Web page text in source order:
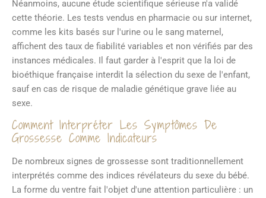
Néanmoins, aucune étude scientifique sérieuse n'a validé
cette théorie. Les tests vendus en pharmacie ou sur internet,
comme les kits basés sur l'urine ou le sang maternel,
affichent des taux de fiabilité variables et non vérifiés par des
instances médicales. Il faut garder à l'esprit que la loi de
bioéthique française interdit la sélection du sexe de l'enfant,
sauf en cas de risque de maladie génétique grave liée au
sexe.
Comment Interpréter Les Symptômes De
Grossesse Comme Indicateurs
De nombreux signes de grossesse sont traditionnellement
interprétés comme des indices révélateurs du sexe du bébé.
La forme du ventre fait l'objet d'une attention particulière : un